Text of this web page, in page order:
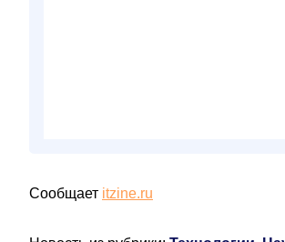
Сообщает itzine.ru